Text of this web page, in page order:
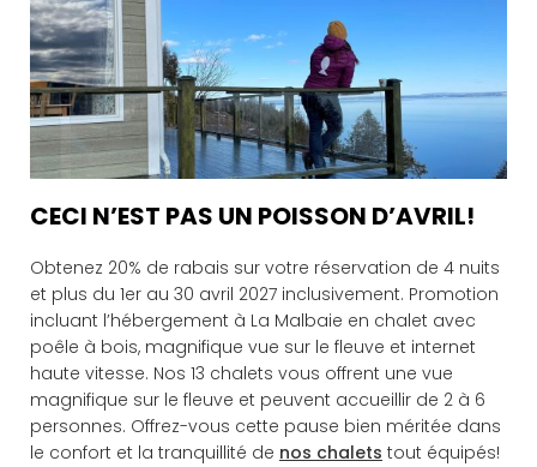
CECI N’EST PAS UN POISSON D’AVRIL!
Obtenez 20% de rabais sur votre réservation de 4 nuits
et plus du 1er au 30 avril 2027 inclusivement. Promotion
incluant l’hébergement à La Malbaie en chalet avec
poêle à bois, magnifique vue sur le fleuve et internet
haute vitesse. Nos 13 chalets vous offrent une vue
magnifique sur le fleuve et peuvent accueillir de 2 à 6
personnes. Offrez-vous cette pause bien méritée dans
le confort et la tranquillité de nos chalets tout équipés!